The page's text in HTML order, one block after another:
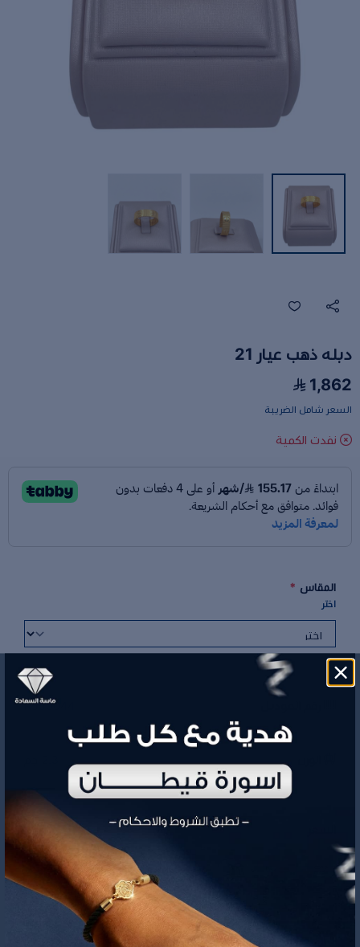
دبله ذهب عيار 21
1,862
السعر شامل الضريبة
نفدت الكمية
المقاس *
اختر
R550044
1,862
تفاصيل المنتج